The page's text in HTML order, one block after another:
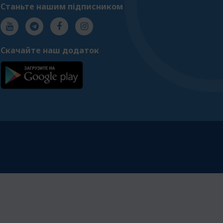
Станьте нашим підписником
Скачайте наш додаток